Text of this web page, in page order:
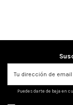
Puedes darte de baja en